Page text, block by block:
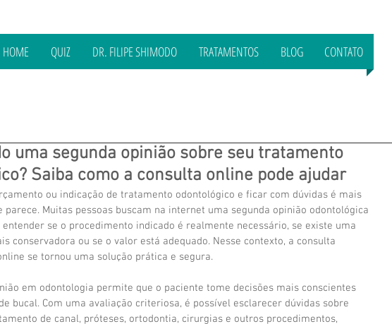
HOME QUIZ DR. FILIPE SHIMODO TRATAMENTOS BLOG CONTATO
uma segunda opinião sobre seu tratamento
Saiba como a consulta online pode ajudar
ou indicação de tratamento odontológico e ficar com dúvidas é mais
parece. Muitas pessoas buscam na internet uma segunda opinião odontológica
se o procedimento indicado é realmente necessário, se existe uma
conservadora ou se o valor está adequado. Nesse contexto, a consulta
se tornou uma solução prática e segura.
em odontologia permite que o paciente tome decisões mais conscientes
bucal. Com uma avaliação criteriosa, é possível esclarecer dúvidas sobre
de canal, próteses, ortodontia, cirurgias e outros procedimentos,